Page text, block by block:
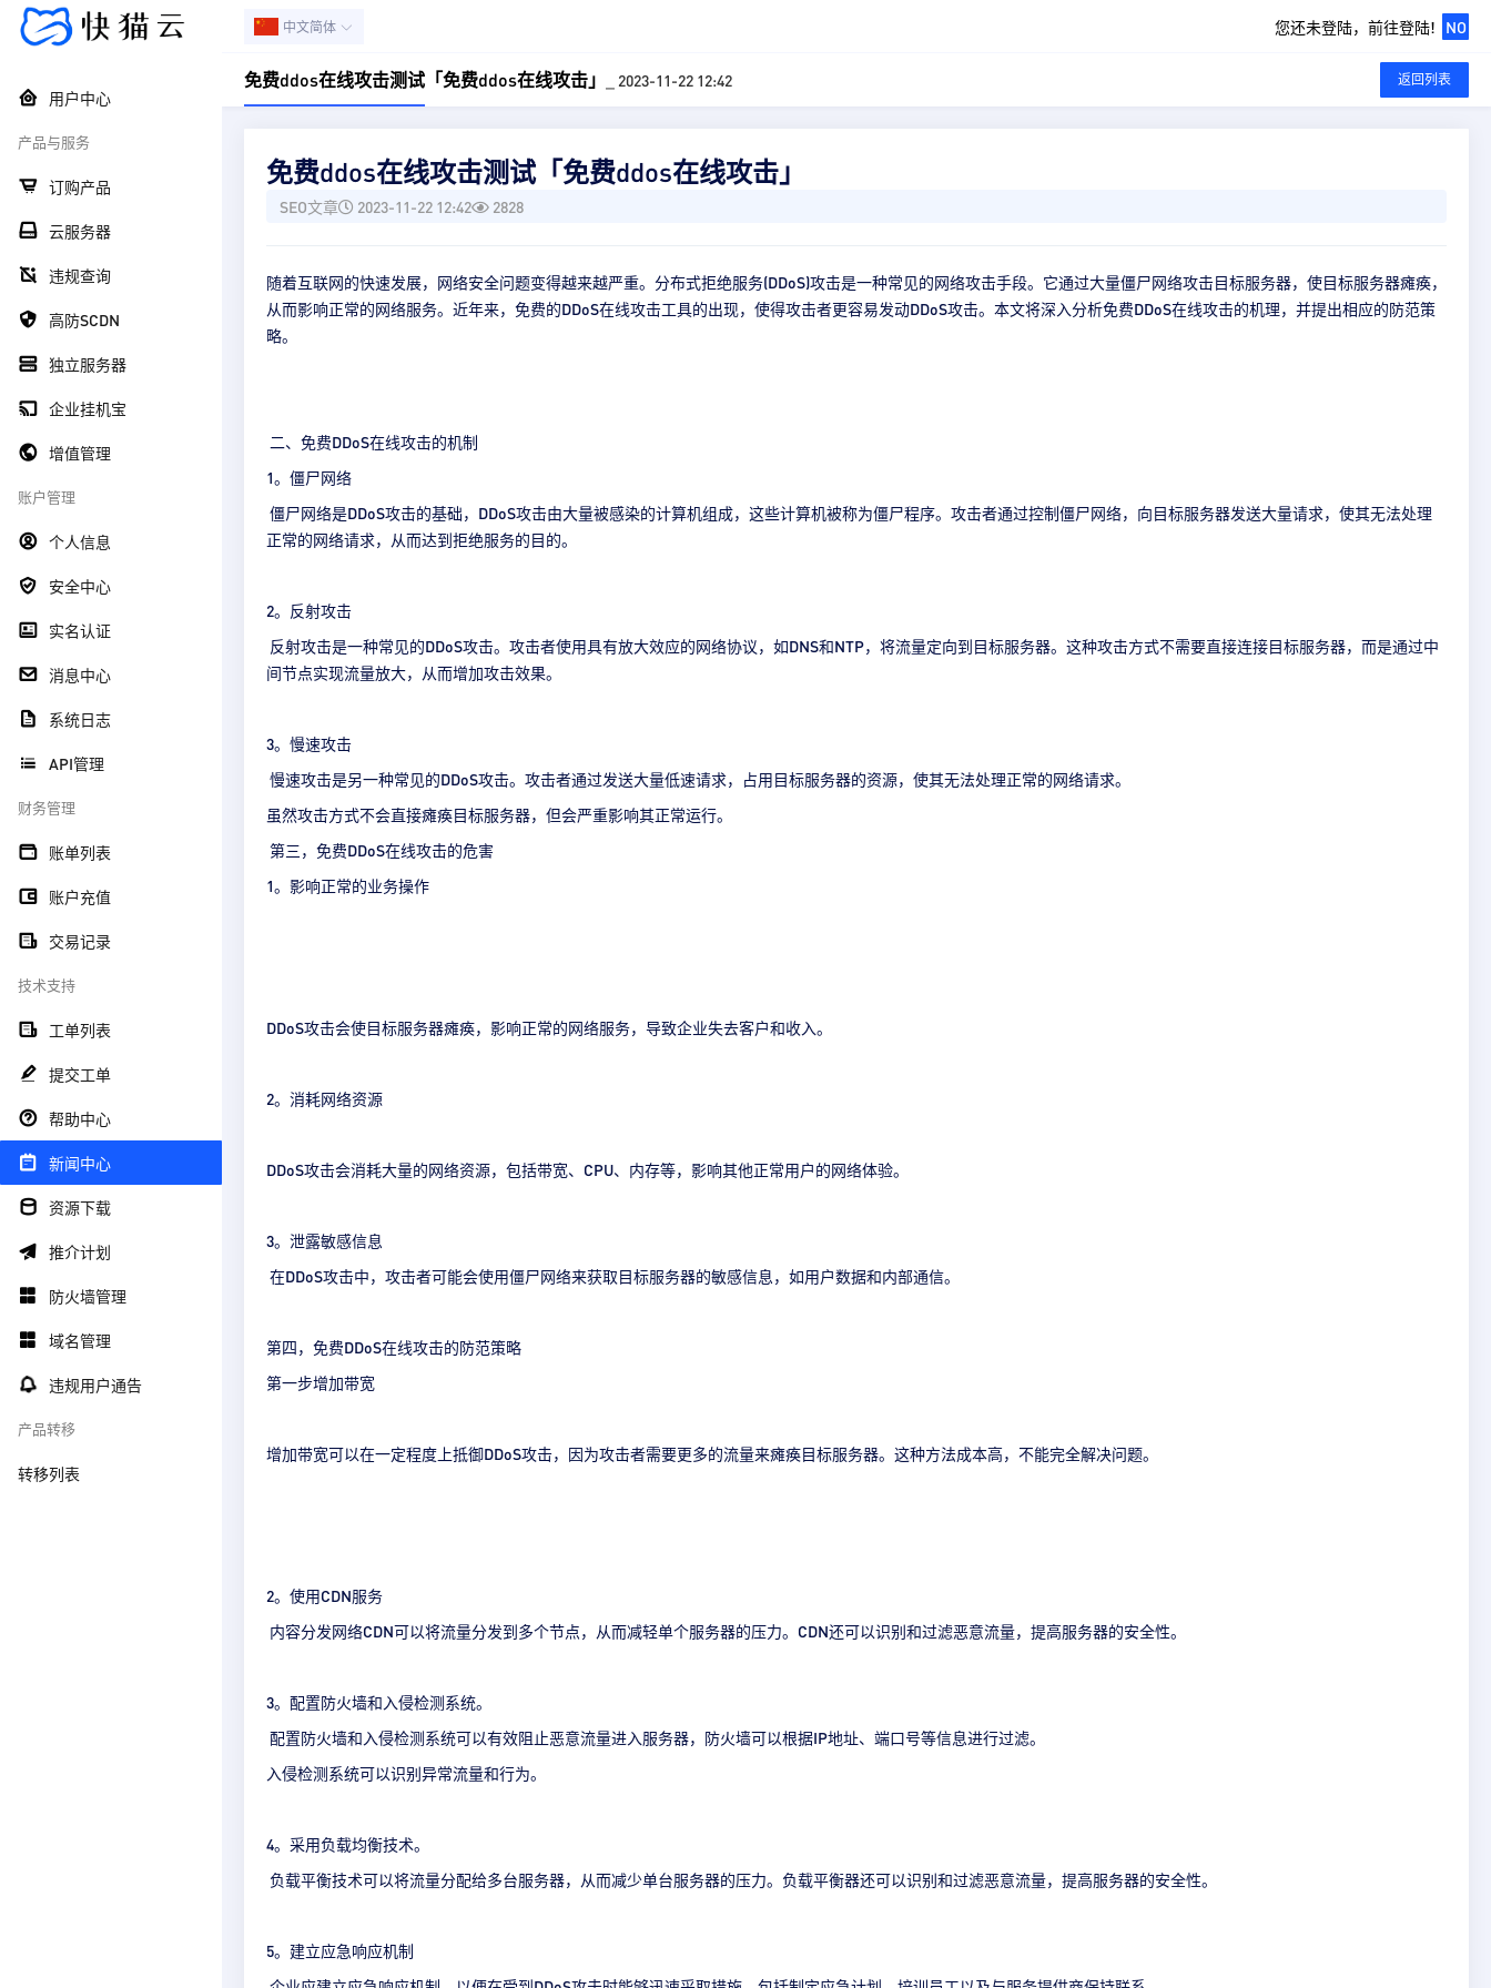
用户中心
产品与服务
订购产品
云服务器
违规查询
高防SCDN
独立服务器
企业挂机宝
增值管理
账户管理
个人信息
安全中心
实名认证
消息中心
系统日志
API管理
财务管理
账单列表
账户充值
交易记录
技术支持
工单列表
提交工单
帮助中心
新闻中心
资源下载
推介计划
防火墙管理
域名管理
违规用户通告
产品转移
转移列表
中文简体 您还未登陆，前往登陆! NO
免费ddos在线攻击测试「免费ddos在线攻击」 _ 2023-11-22 12:42 返回列表
免费ddos在线攻击测试「免费ddos在线攻击」
SEO文章 2023-11-22 12:42 2828
随着互联网的快速发展，网络安全问题变得越来越严重。分布式拒绝服务(DDoS)攻击是一种常见的网络攻击手段。它通过大量僵尸网络攻击目标服务器，使目标服务器瘫痪，
从而影响正常的网络服务。近年来，免费的DDoS在线攻击工具的出现，使得攻击者更容易发动DDoS攻击。本文将深入分析免费DDoS在线攻击的机理，并提出相应的防范策
略。
二、免费DDoS在线攻击的机制
1。僵尸网络
僵尸网络是DDoS攻击的基础，DDoS攻击由大量被感染的计算机组成，这些计算机被称为僵尸程序。攻击者通过控制僵尸网络，向目标服务器发送大量请求，使其无法处理
正常的网络请求，从而达到拒绝服务的目的。
2。反射攻击
反射攻击是一种常见的DDoS攻击。攻击者使用具有放大效应的网络协议，如DNS和NTP，将流量定向到目标服务器。这种攻击方式不需要直接连接目标服务器，而是通过中
间节点实现流量放大，从而增加攻击效果。
3。慢速攻击
慢速攻击是另一种常见的DDoS攻击。攻击者通过发送大量低速请求，占用目标服务器的资源，使其无法处理正常的网络请求。
虽然攻击方式不会直接瘫痪目标服务器，但会严重影响其正常运行。
第三，免费DDoS在线攻击的危害
1。影响正常的业务操作
DDoS攻击会使目标服务器瘫痪，影响正常的网络服务，导致企业失去客户和收入。
2。消耗网络资源
DDoS攻击会消耗大量的网络资源，包括带宽、CPU、内存等，影响其他正常用户的网络体验。
3。泄露敏感信息
在DDoS攻击中，攻击者可能会使用僵尸网络来获取目标服务器的敏感信息，如用户数据和内部通信。
第四，免费DDoS在线攻击的防范策略
第一步增加带宽
增加带宽可以在一定程度上抵御DDoS攻击，因为攻击者需要更多的流量来瘫痪目标服务器。这种方法成本高，不能完全解决问题。
2。使用CDN服务
内容分发网络CDN可以将流量分发到多个节点，从而减轻单个服务器的压力。CDN还可以识别和过滤恶意流量，提高服务器的安全性。
3。配置防火墙和入侵检测系统。
配置防火墙和入侵检测系统可以有效阻止恶意流量进入服务器，防火墙可以根据IP地址、端口号等信息进行过滤。
入侵检测系统可以识别异常流量和行为。
4。采用负载均衡技术。
负载平衡技术可以将流量分配给多台服务器，从而减少单台服务器的压力。负载平衡器还可以识别和过滤恶意流量，提高服务器的安全性。
5。建立应急响应机制